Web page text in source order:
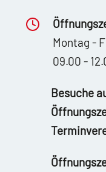
Montag -
09.00 -
Besuche